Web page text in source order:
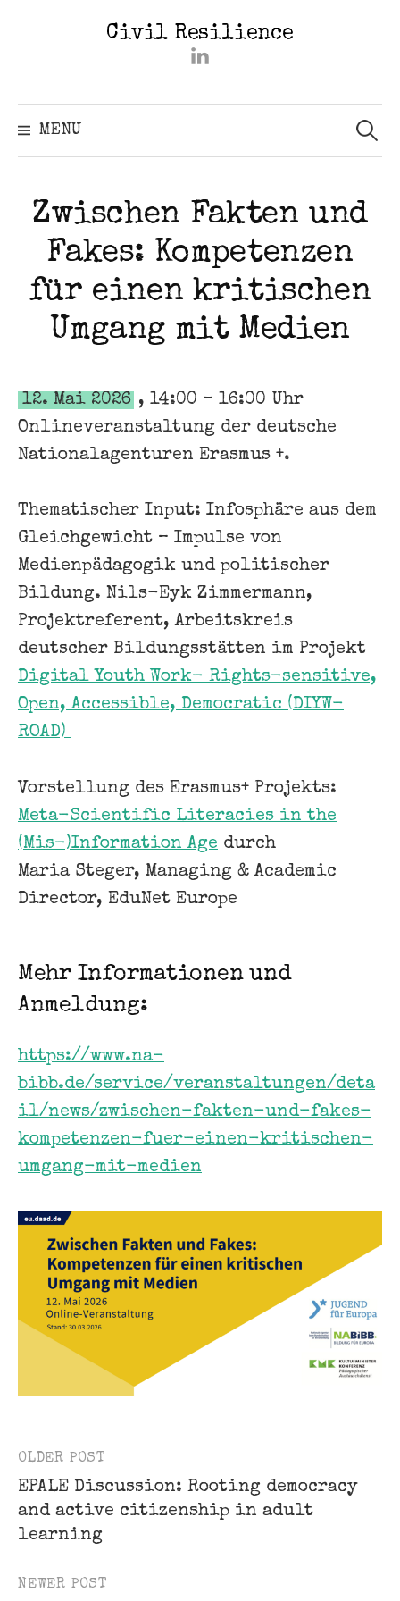
Civil Resilience
Titel)
MENU
for:
Zwischen Fakten und
Fakes: Kompetenzen
für einen kritischen
Umgang mit Medien
12. Mai 2026 , 14:00 – 16:00 Uhr
Onlineveranstaltung der deutsche
Nationalagenturen Erasmus +.
Thematischer Input: Infosphäre aus dem
Gleichgewicht – Impulse von
Medienpädagogik und politischer
Bildung. Nils-Eyk Zimmermann,
Projektreferent, Arbeitskreis
deutscher Bildungsstätten im Projekt
Digital Youth Work- Rights-sensitive,
Open, Accessible, Democratic (DIYW-
ROAD)
Vorstellung des Erasmus+ Projekts:
Meta-Scientific Literacies in the
(Mis-)Information Age durch
Maria Steger, Managing & Academic
Director, EduNet Europe
Mehr Informationen und
Anmeldung:
https://www.na-
bibb.de/service/veranstaltungen/deta
il/news/zwischen-fakten-und-fakes-
kompetenzen-fuer-einen-kritischen-
umgang-mit-medien
Post
navigation
OLDER POST
EPALE Discussion: Rooting democracy
and active citizenship in adult
learning
NEWER POST